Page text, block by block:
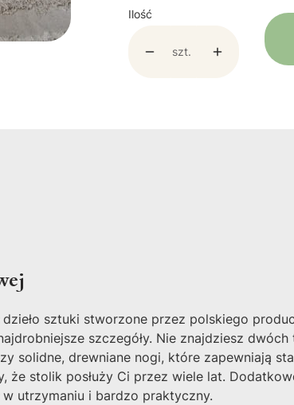
Ilość
szt.
sztuki stworzone przez polskiego
szczegóły. Nie znajdziesz
drewniane nogi, które zapewniają
że stolik posłuży Ci przez wiele lat.
utrzymaniu i bardzo praktyczny.